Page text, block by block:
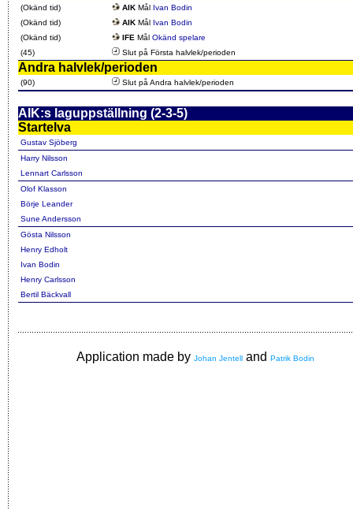
(Okänd tid) AIK Mål Ivan Bodin
(Okänd tid)
AIK Mål Ivan Bodin
(Okänd tid)
IFE Mål Okänd spelare
(45)
Slut på Första halvlek/perioden
Andra halvlek/perioden
(90) Slut på Andra halvlek/perioden
AIK:s laguppställning (2-3-5)
Startelva
Gustav Sjöberg
Harry Nilsson
Lennart Carlsson
Olof Klasson
Börje Leander
Sune Andersson
Gösta Nilsson
Henry Edholt
Ivan Bodin
Henry Carlsson
Bertil Bäckvall
Application made by Johan Jentell and Patrik Bodin